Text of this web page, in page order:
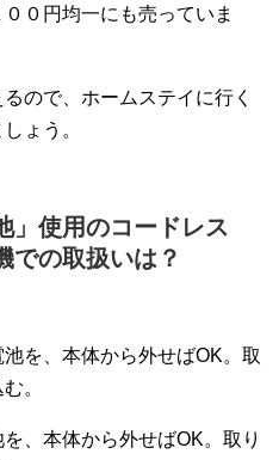
０円均一にも売っていま
ので、ホームステイに行く
ょう。
」使用のコードレス
の取扱いは？
を、本体から外せばOK。取
。
、本体から外せばOK。取り